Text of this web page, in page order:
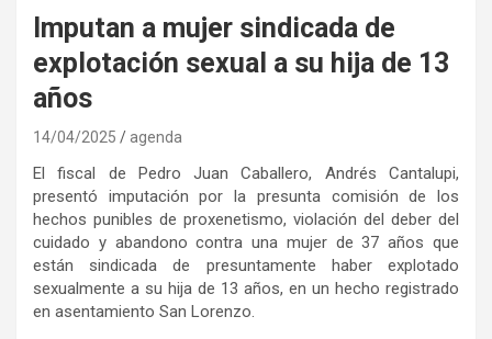
Imputan a mujer sindicada de
explotación sexual a su hija de 13
años
14/04/2025 agenda
El fiscal de Pedro Juan Caballero, Andrés Cantalupi,
presentó imputación por la presunta comisión de los
hechos punibles de proxenetismo, violación del deber del
cuidado y abandono contra una mujer de 37 años que
están sindicada de presuntamente haber explotado
sexualmente a su hija de 13 años, en un hecho registrado
en asentamiento San Lorenzo.